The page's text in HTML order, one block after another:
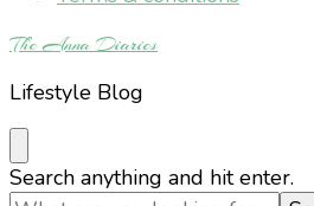
The Anna Diaries
Lifestyle Blog
Looking
Search anything and hit enter.